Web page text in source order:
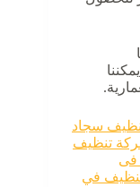
سجاد
تنظيف
فى
في